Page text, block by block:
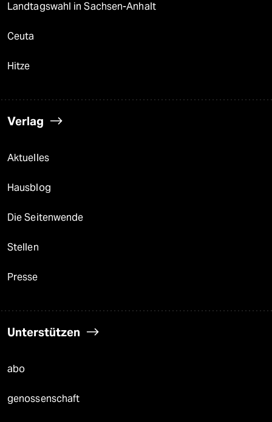
Landtagswahl in Sachsen-Anhalt
Ceuta
Hitze
Verlag
Aktuelles
Hausblog
Die Seitenwende
Stellen
Presse
Unterstützen
abo
genossenschaft